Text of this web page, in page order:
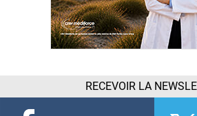
RECEVOIR LA